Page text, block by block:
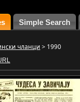
Simple Search
чланци > 1990